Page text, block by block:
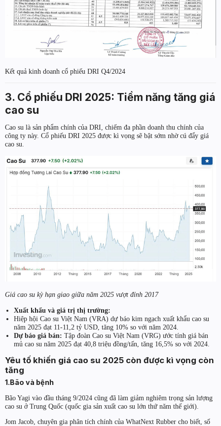
Kết quả kinh doanh cổ phiếu DRI Q4/2024
3. Cổ phiếu DRI 2025: Tiềm năng tăng giá
cao su
Cao su là sản phẩm chính của DRI, chiếm đa phần doanh thu chính của
công ty này. Cổ phiếu DRI 2025 được kì vọng sẽ bật sớm nhờ cú đẩy giá
cao su.
Giá cao su kỳ hạn giao giữa năm 2025 vượt đỉnh 2017
Xuất khẩu và giá trị thị trường:
Hiệp hội Cao su Việt Nam (VRA) dự báo kim ngạch xuất khẩu cao su
năm 2025 đạt 11-11,2 tỷ USD, tăng 10% so với năm 2024.
Dự báo giá bán: Tập đoàn Cao su Việt Nam (VRG) ước tính giá bán
mủ cao su năm 2025 đạt 40,8 triệu đồng/tấn, tăng 16,5% so với 2024.
Yêu tố khiến giá cao su 2025 còn được kì vọng còn
tăng
1.Bão và bệnh
Bão Yagi vào đầu tháng 9/2024 cũng đã làm giảm nghiêm trọng sản lượng
cao su ở Trung Quốc (quốc gia sản xuất cao su lớn thứ năm thế giới).
Jom Jacob, chuyên gia phân tích chính của WhatNext Rubber cho biết, số